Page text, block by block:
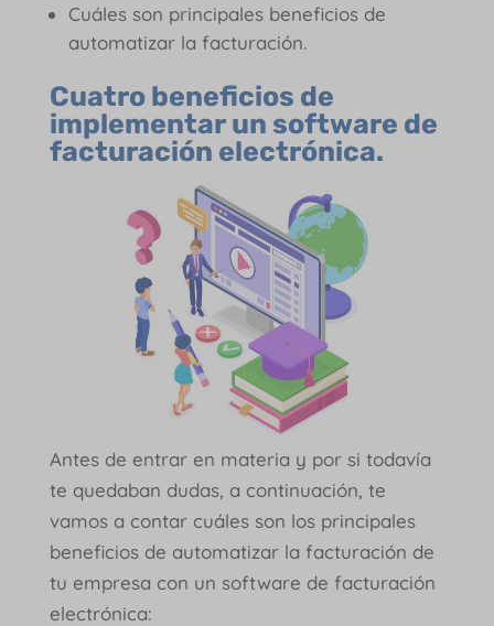
Cuáles son principales beneficios de
automatizar la facturación.
Cuatro beneficios de
implementar un software de
facturación electrónica.
Antes de entrar en materia y por si todavía
te quedaban dudas, a continuación, te
vamos a contar cuáles son los principales
beneficios de automatizar la facturación de
tu empresa con un software de facturación
electrónica: